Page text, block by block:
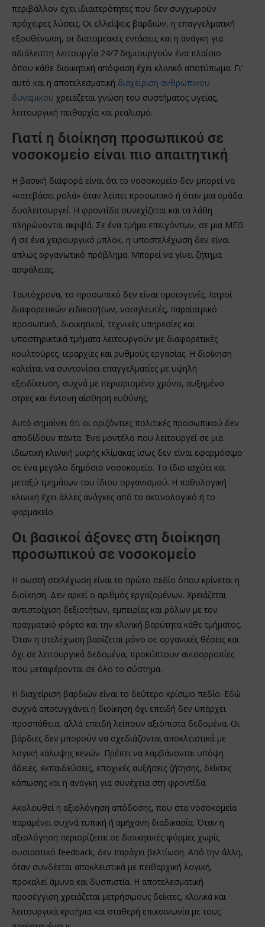
περιβάλλον έχει ιδιαιτερότητες που δεν συγχωρούν
πρόχειρες λύσεις. Οι ελλείψεις βαρδιών, η επαγγελματική
εξουθένωση, οι διατομεακές εντάσεις και η ανάγκη για
αδιάλειπτη λειτουργία 24/7 δημιουργούν ένα πλαίσιο
όπου κάθε διοικητική απόφαση έχει κλινικό αποτύπωμα. Γι’
αυτό και η αποτελεσματική διαχείριση ανθρώπινου
δυναμικού χρειάζεται γνώση του συστήματος υγείας,
λειτουργική πειθαρχία και ρεαλισμό.
Γιατί η διοίκηση προσωπικού σε
νοσοκομείο είναι πιο απαιτητική
Η βασική διαφορά είναι ότι το νοσοκομείο δεν μπορεί να
«κατεβάσει ρολά» όταν λείπει προσωπικό ή όταν μια ομάδα
δυσλειτουργεί. Η φροντίδα συνεχίζεται και τα λάθη
πληρώνονται ακριβά. Σε ένα τμήμα επειγόντων, σε μια ΜΕΘ
ή σε ένα χειρουργικό μπλοκ, η υποστελέχωση δεν είναι
απλώς οργανωτικό πρόβλημα. Μπορεί να γίνει ζήτημα
ασφάλειας.
Ταυτόχρονα, το προσωπικό δεν είναι ομοιογενές. Ιατροί
διαφορετικών ειδικοτήτων, νοσηλευτές, παραϊατρικό
προσωπικό, διοικητικοί, τεχνικές υπηρεσίες και
υποστηρικτικά τμήματα λειτουργούν με διαφορετικές
κουλτούρες, ιεραρχίες και ρυθμούς εργασίας. Η διοίκηση
καλείται να συντονίσει επαγγελματίες με υψηλή
εξειδίκευση, συχνά με περιορισμένο χρόνο, αυξημένο
στρες και έντονη αίσθηση ευθύνης.
Αυτό σημαίνει ότι οι οριζόντιες πολιτικές προσωπικού δεν
αποδίδουν πάντα. Ένα μοντέλο που λειτουργεί σε μια
ιδιωτική κλινική μικρής κλίμακας ίσως δεν είναι εφαρμόσιμο
σε ένα μεγάλο δημόσιο νοσοκομείο. Το ίδιο ισχύει και
μεταξύ τμημάτων του ίδιου οργανισμού. Η παθολογική
κλινική έχει άλλες ανάγκες από το ακτινολογικό ή το
φαρμακείο.
Οι βασικοί άξονες στη διοίκηση
προσωπικού σε νοσοκομείο
Η σωστή στελέχωση είναι το πρώτο πεδίο όπου κρίνεται η
διοίκηση. Δεν αρκεί ο αριθμός εργαζομένων. Χρειάζεται
αντιστοίχιση δεξιοτήτων, εμπειρίας και ρόλων με τον
πραγματικό φόρτο και την κλινική βαρύτητα κάθε τμήματος.
Όταν η στελέχωση βασίζεται μόνο σε οργανικές θέσεις και
όχι σε λειτουργικά δεδομένα, προκύπτουν ανισορροπίες
που μεταφέρονται σε όλο το σύστημα.
Η διαχείριση βαρδιών είναι το δεύτερο κρίσιμο πεδίο. Εδώ
συχνά αποτυγχάνει η διοίκηση όχι επειδή δεν υπάρχει
προσπάθεια, αλλά επειδή λείπουν αξιόπιστα δεδομένα. Οι
βάρδιες δεν μπορούν να σχεδιάζονται αποκλειστικά με
λογική κάλυψης κενών. Πρέπει να λαμβάνονται υπόψη
άδειες, εκπαιδεύσεις, εποχικές αυξήσεις ζήτησης, δείκτες
κόπωσης και η ανάγκη για συνέχεια στη φροντίδα.
Ακολουθεί η αξιολόγηση απόδοσης, που στα νοσοκομεία
παραμένει συχνά τυπική ή αμήχανη διαδικασία. Όταν η
αξιολόγηση περιορίζεται σε διοικητικές φόρμες χωρίς
ουσιαστικό feedback, δεν παράγει βελτίωση. Από την άλλη,
όταν συνδέεται αποκλειστικά με πειθαρχική λογική,
προκαλεί άμυνα και δυσπιστία. Η αποτελεσματική
προσέγγιση χρειάζεται μετρήσιμους δείκτες, κλινικά και
λειτουργικά κριτήρια και σταθερή επικοινωνία με τους